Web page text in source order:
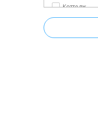
Коттедж
Спальня